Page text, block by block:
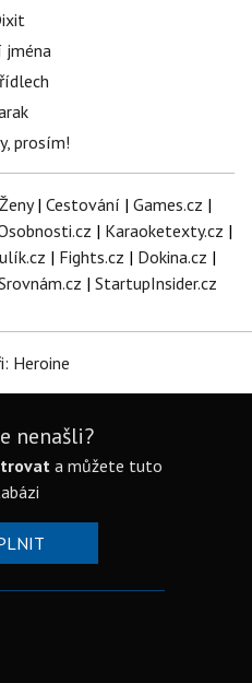
jména
prosím!
Ženy| Cestování | Games.cz |
| Karaoketexty.cz |
| Fights.cz | Dokina.cz |
| StartupInsider.cz
Heroine
nenašli?
a můžete tuto